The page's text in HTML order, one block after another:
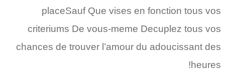
placeSauf Que vises en fonction tous vos
criteriums De vous-meme Decuplez tous vos
chances de trouver l’amour du adoucissant des
heures!